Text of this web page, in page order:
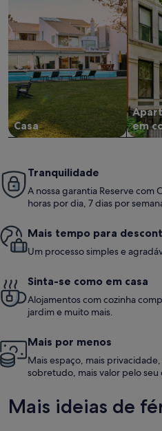
Casa
em
Tranquilidade
A nossa garantia Reserve
horas por dia, 7 dias por
Mais tempo para
Um processo simples e
Sinta-se como em casa
Alojamentos com cozinha
jardim e muito mais.
Mais por menos
Mais espaço, mais
sobretudo, mais valor pelo seu
Mais ideias de